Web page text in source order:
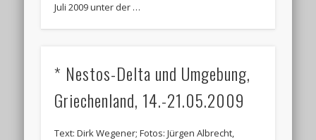
Juli 2009 unter der …
* Nestos-Delta und Umgebung,
Griechenland, 14.-21.05.2009
Text: Dirk Wegener; Fotos: Jürgen Albrecht,